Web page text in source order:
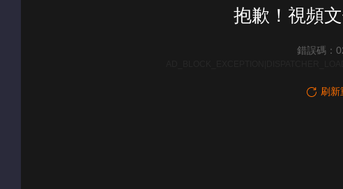
抱歉！視頻
錯誤碼：
刷新